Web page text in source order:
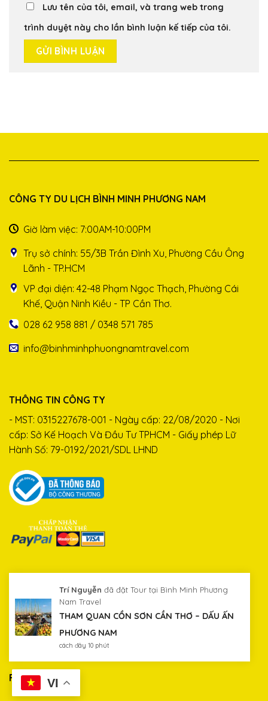
Lưu tên của tôi, email, và trang web trong
trình duyệt này cho lần bình luận kế tiếp của tôi.
CÔNG TY DU LỊCH BÌNH MINH PHƯƠNG NAM
Giờ làm việc: 7:00AM-10:00PM
Trụ sở chính: 55/3B Trần Đình Xu, Phường Cầu Ông
Lãnh - TP.HCM
VP đại diện: 42-48 Phạm Ngọc Thạch, Phường Cái
Khế, Quận Ninh Kiều - TP Cần Thơ.
028 62 958 881 / 0348 571 785
info@binhminhphuongnamtravel.com
THÔNG TIN CÔNG TY
- MST: 0315227678-001 - Ngày cấp: 22/08/2020 - Nơi
cấp: Sở Kế Hoạch Và Đầu Tư TPHCM - Giấy phép Lữ
Hành Số: 79-0192/2021/SDL LHND
THÔNG TIN DU LỊCH
Giới thiệu
Hướng dẫn đặt tour
Phương thức thanh toán Chính sách bảo mật
FANPAGEVI